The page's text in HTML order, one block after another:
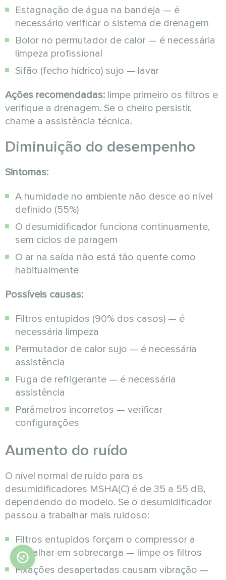
Estagnação de água na bandeja — é
necessário verificar o sistema de drenagem
Bolor no permutador de calor — é necessária
limpeza profissional
Sifão (fecho hídrico) sujo — lavar
Ações recomendadas: limpe primeiro os filtros e
verifique a drenagem. Se o cheiro persistir,
chame a assistência técnica.
Diminuição do desempenho
Sintomas:
A humidade no ambiente não desce ao nível
definido (55%)
O desumidificador funciona continuamente,
sem ciclos de paragem
O ar na saída não está tão quente como
habitualmente
Possíveis causas:
Filtros entupidos (90% dos casos) — é
necessária limpeza
Permutador de calor sujo — é necessária
assistência
Fuga de refrigerante — é necessária
assistência
Parâmetros incorretos — verificar
configurações
Aumento do ruído
O nível normal de ruído para os
desumidificadores MSHA(C) é de 35 a 55 dB,
dependendo do modelo. Se o desumidificador
passou a trabalhar mais ruidoso:
Filtros entupidos forçam o compressor a
trabalhar em sobrecarga — limpe os filtros
Fixações desapertadas causam vibração —